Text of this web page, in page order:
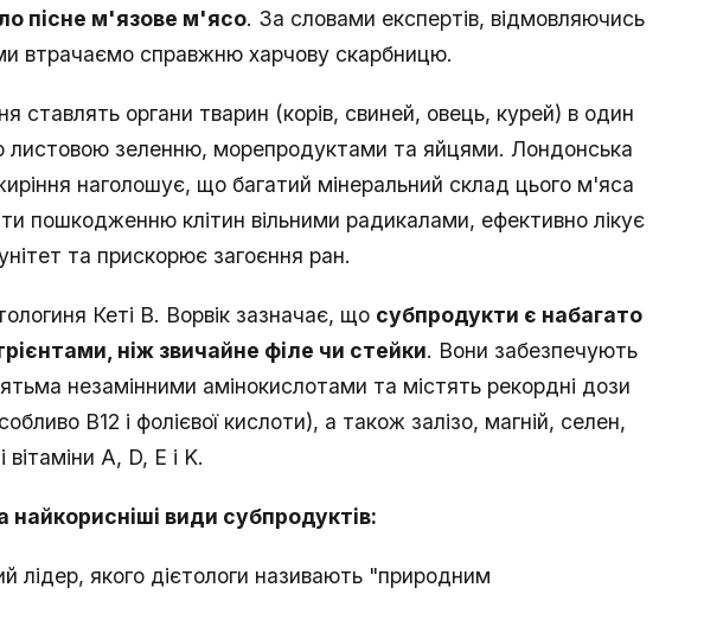
пісне м'язове м'ясо. За словами експертів, відмовляючись
втрачаємо справжню харчову скарбницю.
ставлять органи тварин (корів, свиней, овець, курей) в один
листовою зеленню, морепродуктами та яйцями. Лондонська
наголошує, що багатий мінеральний склад цього м'яса
пошкодженню клітин вільними радикалами, ефективно лікує
та прискорює загоєння ран.
Кеті В. Ворвік зазначає, що субпродукти є набагато
ніж звичайне філе чи стейки. Вони забезпечують
незамінними амінокислотами та містять рекордні дози
B12 і фолієвої кислоти), а також залізо, магній, селен,
A, D, E і K.
найкорисніші види субпродуктів:
лідер, якого дієтологи називають "природним